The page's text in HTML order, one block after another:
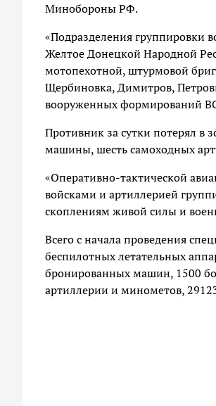
Минобороны РФ.
«Подразделения группировки
Желтое Донецкой Народной
мотопехотной, штурмовой
Щербиновка, Димитров,
вооруженных формирований
Противник за сутки потерял в
машины, шесть самоходных
«Оперативно-тактической
войсками и артиллерией
скоплениям живой силы и
Всего с начала проведения
беспилотных летательных
бронированных машин, 1500
артиллерии и минометов,